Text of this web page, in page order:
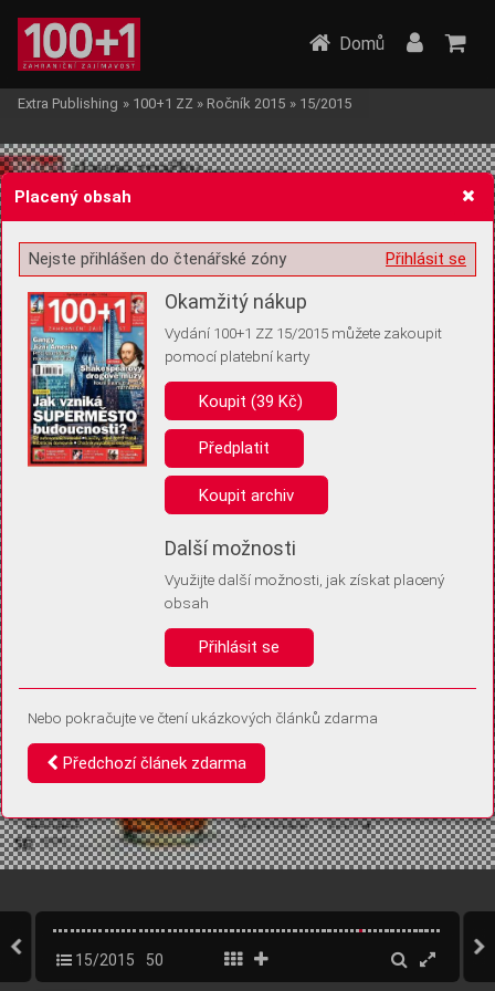
Žádost o souhlas s ukládáním volitelných informací
Pro základní fungování webu nepotřebujeme ukládat žádné informace
(tzv. cookies apod.). Rádi bychom vás ale požádali o souhlas s
uložením volitelných informací:
Anonymní unikátní ID
Díky němu příště poznáme, že se jedná o stejné zařízení, a
Identifikátor je zcela anonymní.
Vaše souhlasy a odmítnutí si ukládáme do vašeho zařízení, abychom se
vás už příště znovu neptali. Můžete je kdykoli později upravit ve Správě
Domů
Extra Publishing » 100+1 ZZ » Ročník 2015 » 15/2015
15/2015 50
Placený obsah
Přihlásit se
Nejste přihlášen do čtenářské zóny
Okamžitý nákup
Vydání 100+1 ZZ 15/2015 můžete zakoupit
pomocí platební karty
Koupit (39 Kč)
Předplatit
Koupit archiv
Další možnosti
Využijte další možnosti, jak získat placený
obsah
Přihlásit se
Nebo pokračujte ve čtení ukázkových článků zdarma
Předchozí článek zdarma